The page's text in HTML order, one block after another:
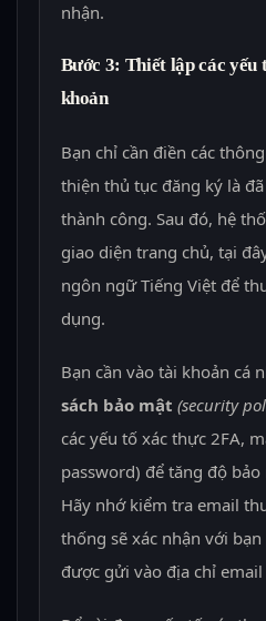
nhận.
Bước 3: Thiết lập các yếu
khoản
Bạn chỉ cần điền các
thiện thủ tục đăng ký là
thành công. Sau đó, hệ
giao diện trang chủ, tại
ngôn ngữ Tiếng Việt để
dụng.
Bạn cần vào tài khoản cá
sách bảo mật (security
các yếu tố xác thực 2FA,
password) để tăng độ
Hãy nhớ kiểm tra email
thống sẽ xác nhận với
được gửi vào địa chỉ